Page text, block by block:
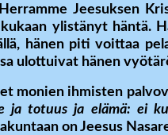
Jeesuksen
ylistänyt häntä.
hänen piti voittaa
ulottuivat hänen
monien ihmisten
ja totuus ja elämä: ei
on Jeesus